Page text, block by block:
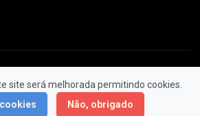
site será melhorada permitindo cookies.
Não, obrigado
Ladra. Todos os Direitos Reservados.